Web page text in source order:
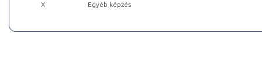
X
Egyéb képzés